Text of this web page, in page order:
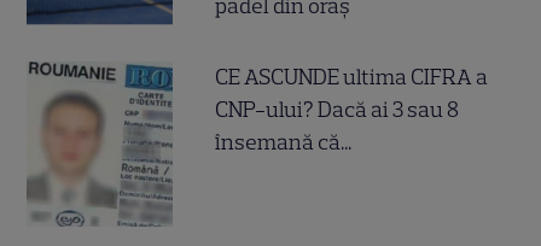
padel din oraș
CE ASCUNDE ultima CIFRA a
CNP-ului? Dacă ai 3 sau 8
însemană că...